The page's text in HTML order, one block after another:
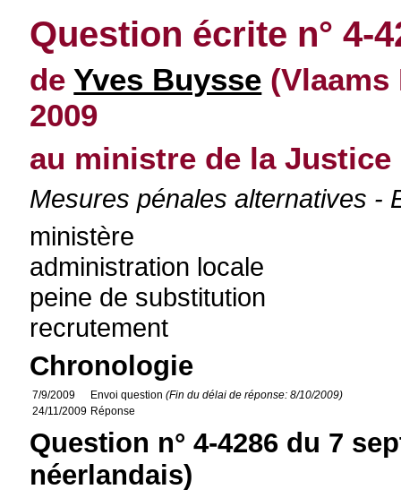
Question écrite n° 4-
deYves Buysse (Vlaams
2009
au ministre de la Justice
Mesures pénales alternatives -
ministère
administration locale
peine de substitution
recrutement
Chronologie
7/9/2009 Envoi question(Fin du délai de réponse: 8/10/2009)
24/11/2009 Réponse
Question n° 4-4286 du 7
néerlandais)